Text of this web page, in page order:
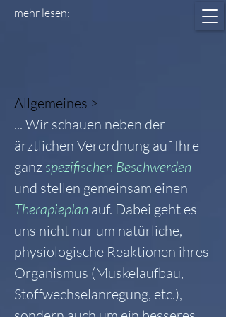
mehr lesen:
Allgemeines >
... Wir schauen neben der
ärztlichen Verordnung auf Ihre
ganzspezifischen Beschwerden
und stellen gemeinsam einen
Therapieplan auf. Dabei geht es
uns nicht nur um natürliche,
physiologische Reaktionen ihres
Organismus (Muskelaufbau,
Stoffwechselanregung, etc.),